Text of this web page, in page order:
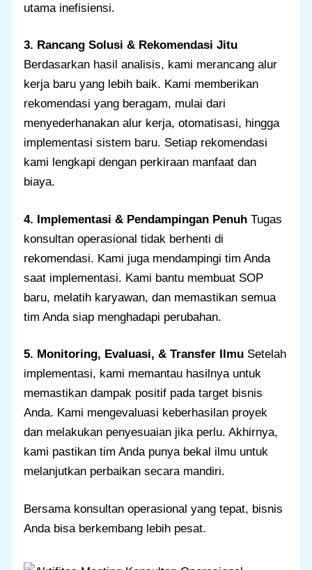
utama inefisiensi.
3. Rancang Solusi & Rekomendasi Jitu
Berdasarkan hasil analisis, kami merancang alur
kerja baru yang lebih baik. Kami memberikan
rekomendasi yang beragam, mulai dari
menyederhanakan alur kerja, otomatisasi, hingga
implementasi sistem baru. Setiap rekomendasi
kami lengkapi dengan perkiraan manfaat dan
biaya.
4. Implementasi & Pendampingan Penuh Tugas
konsultan operasional tidak berhenti di
rekomendasi. Kami juga mendampingi tim Anda
saat implementasi. Kami bantu membuat SOP
baru, melatih karyawan, dan memastikan semua
tim Anda siap menghadapi perubahan.
5. Monitoring, Evaluasi, & Transfer Ilmu Setelah
implementasi, kami memantau hasilnya untuk
memastikan dampak positif pada target bisnis
Anda. Kami mengevaluasi keberhasilan proyek
dan melakukan penyesuaian jika perlu. Akhirnya,
kami pastikan tim Anda punya bekal ilmu untuk
melanjutkan perbaikan secara mandiri.
Bersama konsultan operasional yang tepat, bisnis
Anda bisa berkembang lebih pesat.